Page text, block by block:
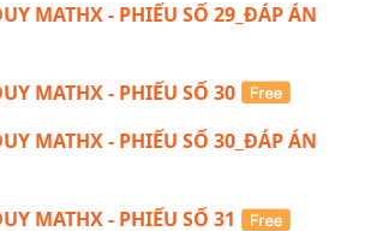
MATHX - PHIẾU SỐ 29_ĐÁP ÁN
MATHX - PHIẾU SỐ 30
MATHX - PHIẾU SỐ 30_ĐÁP ÁN
MATHX - PHIẾU SỐ 31